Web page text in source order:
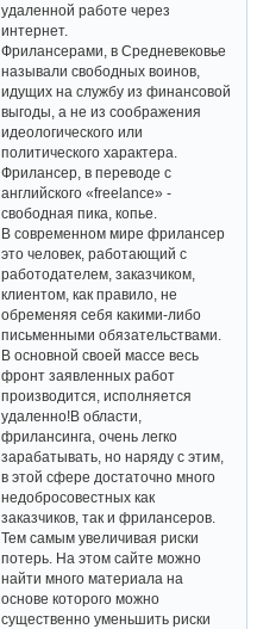
удаленной работе через
интернет.
Фрилансерами, в Средневековье
называли свободных воинов,
идущих на службу из финансовой
выгоды, а не из соображения
идеологического или
политического характера.
Фрилансер, в переводе с
английского «freelance» -
свободная пика, копье.
В современном мире фрилансер
это человек, работающий с
работодателем, заказчиком,
клиентом, как правило, не
обременяя себя какими-либо
письменными обязательствами.
В основной своей массе весь
фронт заявленных работ
производится, исполняется
удаленнo!В области,
фрилансинга, очень легко
зарабатывать, но наряду с этим,
в этой сфере достаточно много
недобросовестных как
заказчиков, так и фрилансеров.
Тем самым увеличивая риски
потерь. На этом сайте можно
найти много материала на
основе которого можно
существенно уменьшить риски